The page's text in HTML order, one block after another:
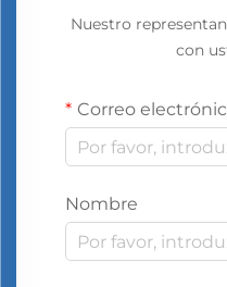
Nuestro
con
Correo
Nombre